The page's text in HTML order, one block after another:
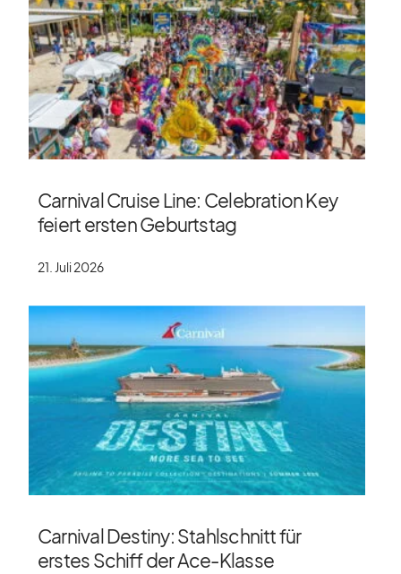
Carnival Cruise Line: Celebration Key
feiert ersten Geburtstag
21. Juli 2026
Carnival Destiny: Stahlschnitt für
erstes Schiff der Ace-Klasse